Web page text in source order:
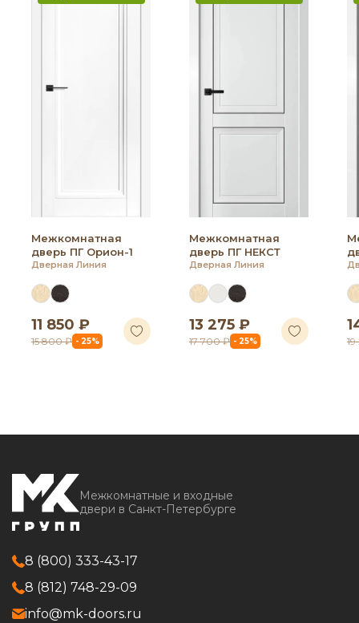
Межкомнатная
дверь ПГ Орион-1
Дверная Линия
11 850 ₽
15 800 ₽ - 25%
Межкомнатная
дверь ПГ НЕКСТ
Дверная Линия
13 275 ₽
17 700 ₽ - 25%
Межкомнатные и входные
двери в Санкт-Петербурге
8 (800) 333-43-17
8 (812) 748-29-09
info@mk-doors.ru